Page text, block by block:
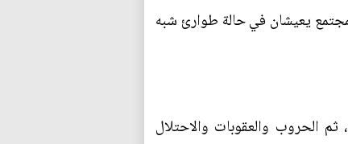
يعيشان في حالة طوارئ شبه
ثم الحروب والعقوبات والاحتلال